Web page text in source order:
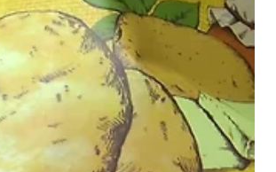
만화의 성찬이가 캐릭터 모델로 등장을 식객 쫄깃한
점의 돼지 머리고기와 껍데기로 만든 제품 구입 시식
시 편의점에서 판매하는 마늘소스의 궁합이 잘맞는